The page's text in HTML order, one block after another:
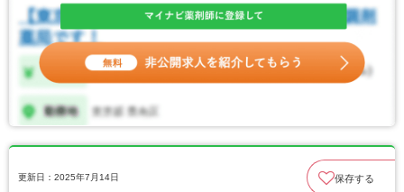
更新日：2025年7月14日 保存する